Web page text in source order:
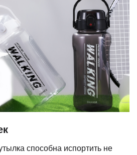
способна испортить не